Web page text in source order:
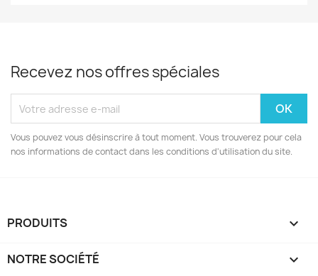
Recevez nos offres spéciales
Vous pouvez vous désinscrire à tout moment. Vous trouverez pour cela
nos informations de contact dans les conditions d'utilisation du site.
PRODUITS 
NOTRE SOCIÉTÉ 